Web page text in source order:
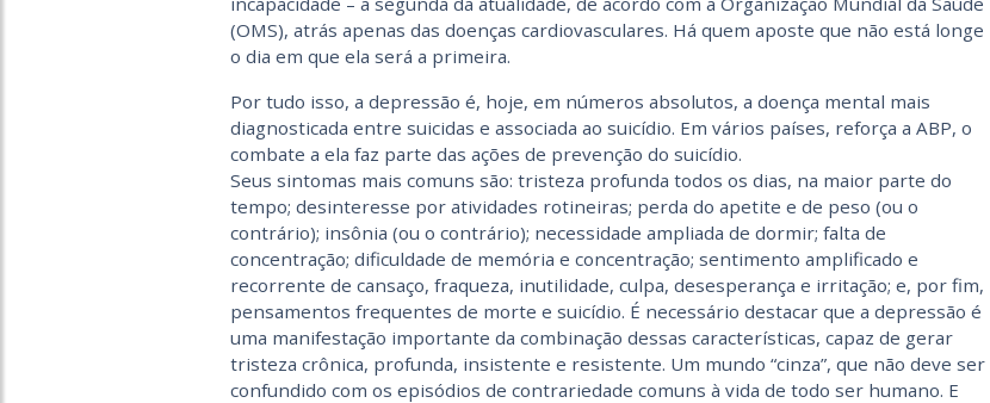
(OMS), atrás apenas das doenças cardiovasculares. Há quem aposte que não está longe
o dia em que ela será a primeira.
Por tudo isso, a depressão é, hoje, em números absolutos, a doença mental mais
diagnosticada entre suicidas e associada ao suicídio. Em vários países, reforça a ABP, o
combate a ela faz parte das ações de prevenção do suicídio.
Seus sintomas mais comuns são: tristeza profunda todos os dias, na maior parte do
tempo; desinteresse por atividades rotineiras; perda do apetite e de peso (ou o
contrário); insônia (ou o contrário); necessidade ampliada de dormir; falta de
concentração; dificuldade de memória e concentração; sentimento amplificado e
recorrente de cansaço, fraqueza, inutilidade, culpa, desesperança e irritação; e, por fim,
pensamentos frequentes de morte e suicídio. É necessário destacar que a depressão é
uma manifestação importante da combinação dessas características, capaz de gerar
tristeza crônica, profunda, insistente e resistente. Um mundo “cinza”, que não deve ser
confundido com os episódios de contrariedade comuns à vida de todo ser humano. E